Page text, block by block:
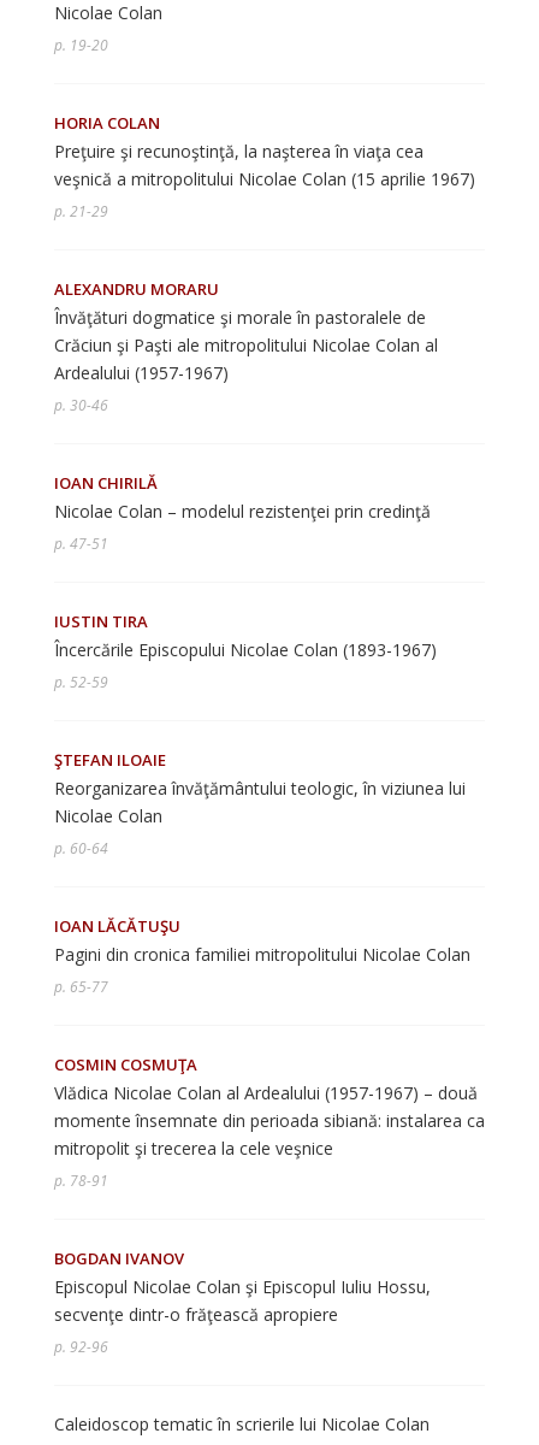
Nicolae Colan
p. 19-20
HORIA COLAN
Preţuire şi recunoştinţă, la naşterea în viaţa cea
veşnică a mitropolitului Nicolae Colan (15 aprilie 1967)
p. 21-29
ALEXANDRU MORARU
Învăţături dogmatice şi morale în pastoralele de
Crăciun şi Paşti ale mitropolitului Nicolae Colan al
Ardealului (1957-1967)
p. 30-46
IOAN CHIRILĂ
Nicolae Colan – modelul rezistenţei prin credinţă
p. 47-51
IUSTIN TIRA
Încercările Episcopului Nicolae Colan (1893-1967)
p. 52-59
ŞTEFAN ILOAIE
Reorganizarea învăţământului teologic, în viziunea lui
Nicolae Colan
p. 60-64
IOAN LĂCĂTUŞU
Pagini din cronica familiei mitropolitului Nicolae Colan
p. 65-77
COSMIN COSMUŢA
Vlădica Nicolae Colan al Ardealului (1957-1967) – două
momente însemnate din perioada sibiană: instalarea ca
mitropolit şi trecerea la cele veşnice
p. 78-91
BOGDAN IVANOV
Episcopul Nicolae Colan şi Episcopul Iuliu Hossu,
secvenţe dintr-o frăţească apropiere
p. 92-96
Caleidoscop tematic în scrierile lui Nicolae Colan